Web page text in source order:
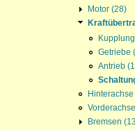
Motor (28)
Getriebe
Antrieb
Bremsen